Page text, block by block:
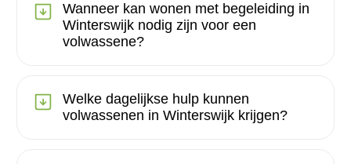
Wanneer kan wonen met begeleiding in
Winterswijk nodig zijn voor een
volwassene?
Welke dagelijkse hulp kunnen
volwassenen in Winterswijk krijgen?